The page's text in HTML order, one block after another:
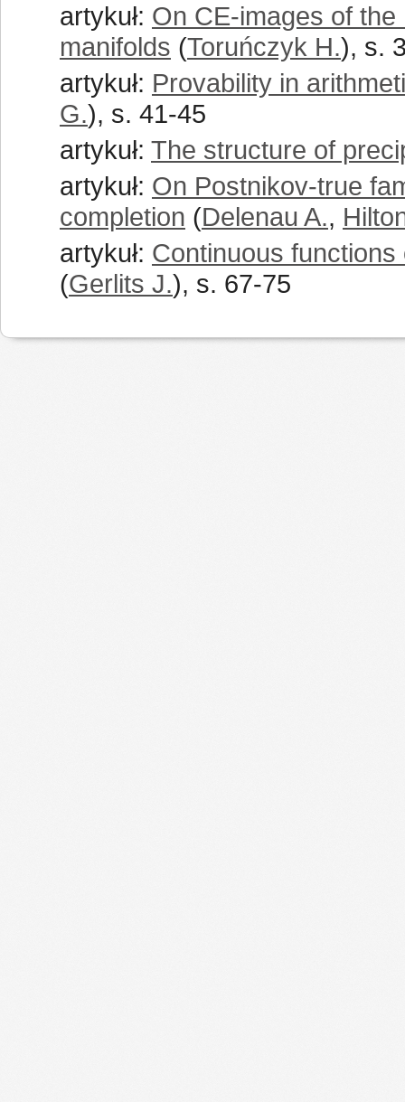
artykuł: On CE-images of
manifolds (Toruńczyk H.), s.
artykuł: Provability in
G.), s. 41-45
artykuł: The structure of
artykuł: On Postnikov-true
completion (Delenau A.,
artykuł: Continuous
(Gerlits J.), s. 67-75